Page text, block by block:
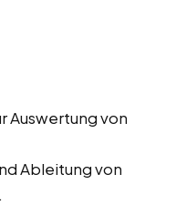
Auswertung von
Ableitung von